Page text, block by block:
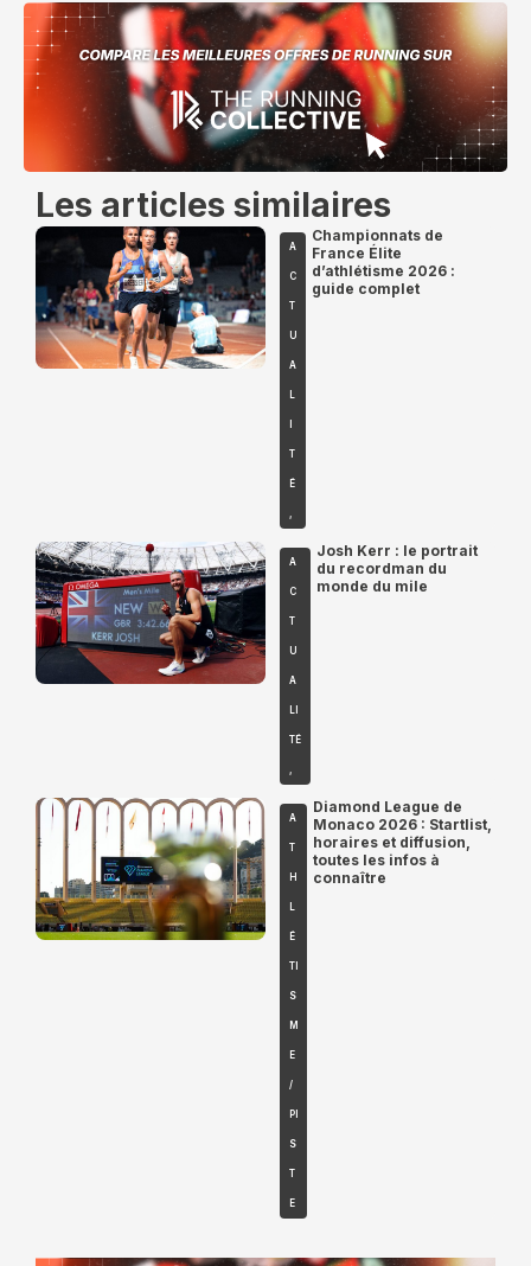
Les articles similaires
A
C
T
U
A
T
É
Championnats de
France Élite
d’athlétisme 2026 :
guide complet
A
C
T
U
A
TÉ
Josh Kerr : le portrait
du recordman du
monde du mile
A
T
H
É
TI
S
M
E
/
PI
S
T
E
Diamond League de
Monaco 2026 : Startlist,
horaires et diffusion,
toutes les infos à
connaître